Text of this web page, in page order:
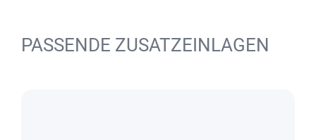
PASSENDE ZUSATZEINLAGEN